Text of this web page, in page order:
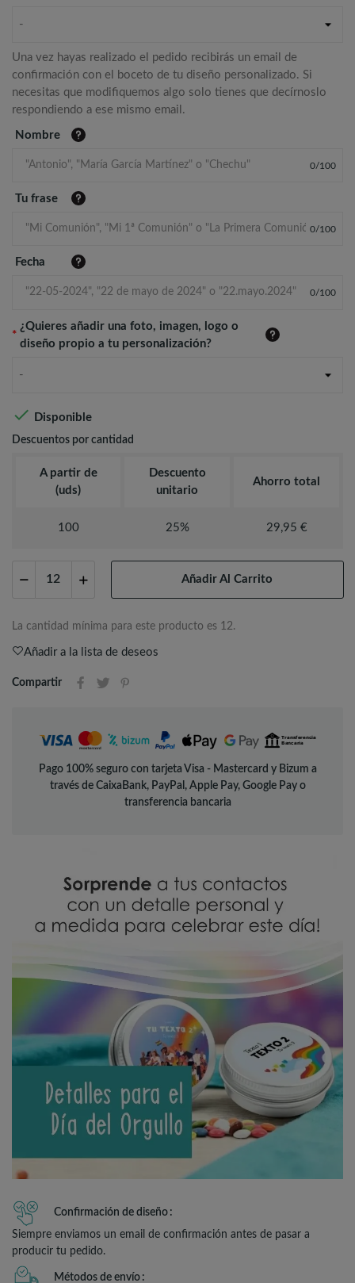
-
Una vez hayas realizado el pedido recibirás un email de
confirmación con el boceto de tu diseño personalizado. Si
necesitas que modifiquemos algo solo tienes que decírnoslo
respondiendo a ese mismo email.
Nombre
0/100
Tu frase
0/100
Fecha
0/100
*
¿Quieres añadir una foto, imagen, logo o
diseño propio a tu personalización?
-
 Disponible
Descuentos por cantidad
A partir de
(uds)
Descuento
unitario
Ahorro total
100 25% 29,95 €
Añadir Al Carrito
La cantidad mínima para este producto es 12.
Añadir a la lista de deseos
Compartir
Pago 100% seguro con tarjeta Visa - Mastercard y Bizum a
través de CaixaBank, PayPal, Apple Pay, Google Pay o
transferencia bancaria
Confirmación de diseño
Siempre enviamos un email de confirmación antes de pasar a
producir tu pedido.
Métodos de envío